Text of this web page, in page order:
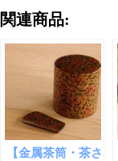
関連商品:
【金属茶筒・茶さ